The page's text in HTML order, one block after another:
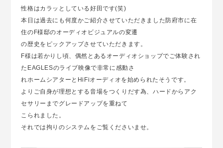
性格はカラッとしている好田です(笑)
本日は過去にも何度かご紹介させていただきました防府市に在
住のF様邸のオーディオビジュアルの変遷
の歴史をピックアップさせていただきます。
F様は若かりし頃、偶然とあるオーディオショップでご体験され
たEAGLESのライブ映像で非常に感動さ
れホームシアターとHiFiオーディオを始められたそうです。
よりご自身が理想とする音場をつくりだす為、ハードからアク
セサリーまでグレードアップを重ねて
こられました。
それでは拘りのシステムをご覧くださいませ。